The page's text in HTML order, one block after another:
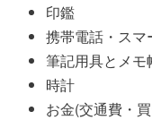
印鑑
携帯電話・スマ
筆記用具とメモ
時計
お金(交通費・